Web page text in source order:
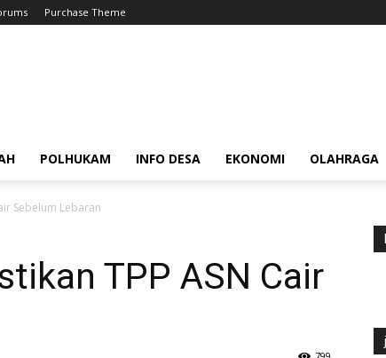
Purchase Theme
POLHUKAM INFO DESA EKONOMI OLAHRAGA
Sebelum Lebaran
TPP ASN Cair